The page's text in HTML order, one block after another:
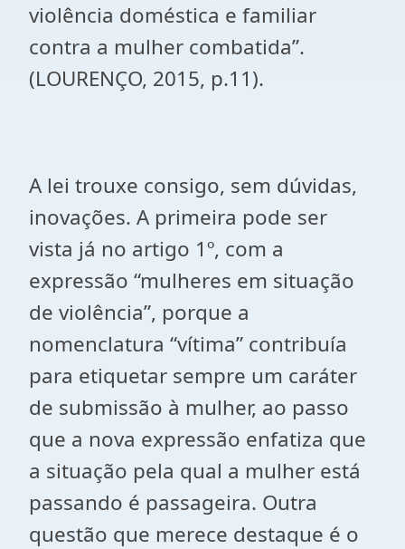
violência doméstica e familiar
contra a mulher combatida”.
(LOURENÇO, 2015, p.11).
A lei trouxe consigo, sem dúvidas,
inovações. A primeira pode ser
vista já no artigo 1º, com a
expressão “mulheres em situação
de violência”, porque a
nomenclatura “vítima” contribuía
para etiquetar sempre um caráter
de submissão à mulher, ao passo
que a nova expressão enfatiza que
a situação pela qual a mulher está
passando é passageira. Outra
questão que merece destaque é o